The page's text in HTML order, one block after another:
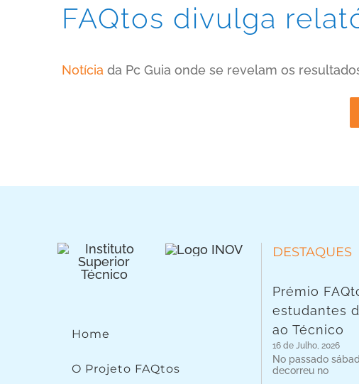
FAQtos divulga
Notícia da Pc Guia onde se revelam os
Home
O Projeto FAQtos
DESTAQUES
Prémio
estudantes
ao Técnico
16 de Julho, 2026
No passado
decorreu no